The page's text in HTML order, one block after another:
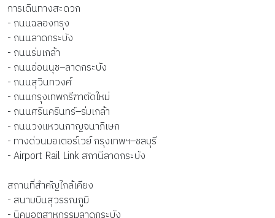
การเดินทางสะดวก
- ถนนฉลองกรุง
- ถนนลาดกระบัง
- ถนนร่มเกล้า
- ถนนอ่อนนุช–ลาดกระบัง
- ถนนสุวินทวงศ์
- ถนนกรุงเทพกรีฑาตัดใหม่
- ถนนศรีนครินทร์–ร่มเกล้า
- ถนนวงแหวนกาญจนาภิเษก
- ทางด่วนมอเตอร์เวย์ กรุงเทพฯ–ชลบุรี
- Airport Rail Link สถานีลาดกระบัง
สถานที่สำคัญใกล้เคียง
- สนามบินสุวรรณภูมิ